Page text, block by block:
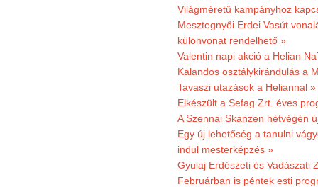
Világméretű kampányhoz
Mesztegnyői Erdei Vasút
különvonat rendelhető »
Valentin napi akció a Helian
Kalandos osztálykirándulás a
Tavaszi utazások a Heliannal »
Elkészült a Sefag Zrt. éves
A Szennai Skanzen hétvégén
Egy új lehetőség a tanulni
indul mesterképzés »
Gyulaj Erdészeti és Vadászati
Februárban is péntek esti